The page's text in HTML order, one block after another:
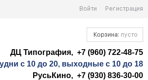
Войти Регистрация
Корзина: пусто
ДЦ Типография, +7 (960) 722-48-75
с 10 до 20, выходные с 10 до 18
РусьКино, +7 (930) 836-30-00